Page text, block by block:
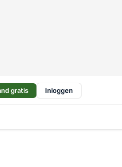
gratis Inloggen